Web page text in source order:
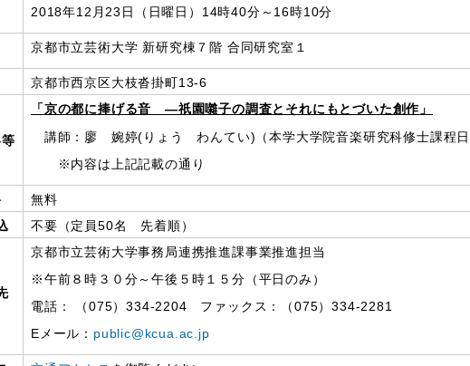
2018年12月23日（日曜日）14時40分～16時10分
京都市立芸術大学 新研究棟７階 合同研究室１
京都市西京区大枝沓掛町13-6
「 京の都に捧げる音 ―祇園囃子の調査とそれにもとづいた創作 」
講師：廖 婉婷(りょう わんてい)（本学大学院音楽研究科修士課程日
※内容は上記記載の通り
無料
不要（定員50名 先着順）
京都市立芸術大学事務局連携推進課事業推進担当
※午前８時３０分～午後５時１５分（平日のみ）
電話： （075）334-2204 ファックス：（075）334‐2281
Eメール： public@kcua.ac.jp